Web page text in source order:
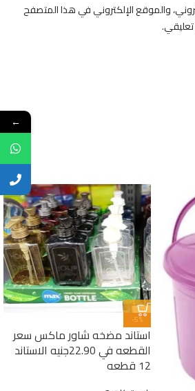
والموقع الإلكتروني في هذا المتصفح
تعليقي.
-5%
استاند مضخه شاور ماكس سعر
القطعه في 22.90جنيه الاستاند
12 قطعه
←